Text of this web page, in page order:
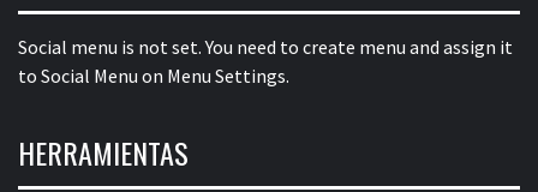
Social menu is not set. You need to create menu and assign it
to Social Menu on Menu Settings.
HERRAMIENTAS